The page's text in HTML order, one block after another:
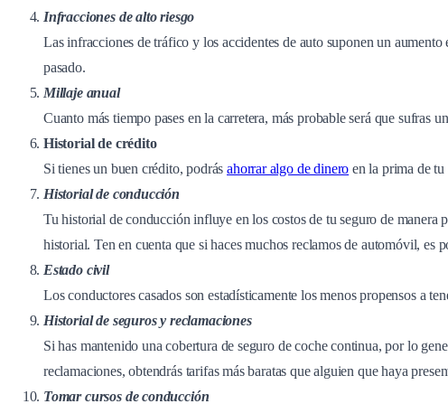
Infracciones de alto riesgo
Las infracciones de tráfico y los accidentes de auto suponen un
pasado.
Millaje anual
Cuanto más tiempo pases en la carretera, más probable será que sufras
Historial de crédito
Si tienes un buen crédito, podrásahorrar algo de dinero en la prima de tu
Historial de conducción
Tu historial de conducción influye en los costos de tu seguro de
historial. Ten en cuenta que si haces muchos reclamos de automóvil, es
Estado civil
Los conductores casados son estadísticamente los menos propensos a
Historial de seguros y reclamaciones
Si has mantenido una cobertura de seguro de coche continua, por lo
reclamaciones, obtendrás tarifas más baratas que alguien que haya
Tomar cursos de conducción